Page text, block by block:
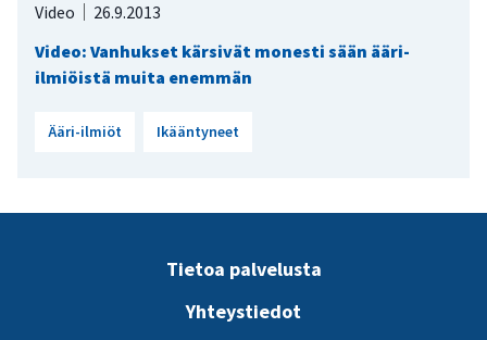
Video
26.9.2013
Video: Vanhukset kärsivät monesti sään ääri-
ilmiöistä muita enemmän
Ääri-ilmiöt Ikääntyneet
Tietoa palvelusta
Yhteystiedot